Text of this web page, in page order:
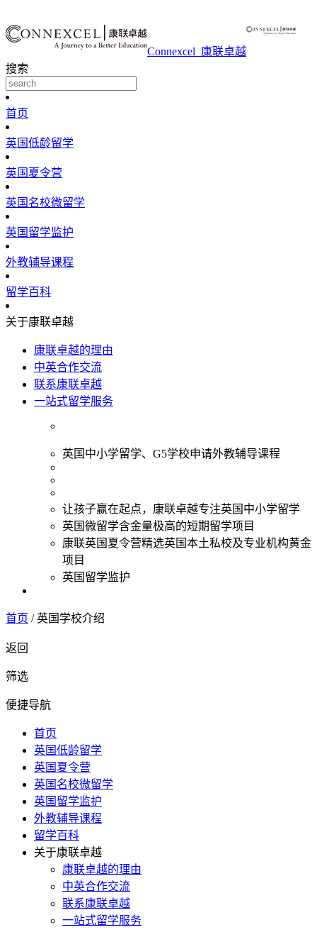
Connexcel_康联卓越
搜索
首页
英国低龄留学
英国夏令营
英国名校微留学
英国留学监护
外教辅导课程
留学百科
关于康联卓越
康联卓越的理由
中英合作交流
联系康联卓越
一站式留学服务
英国中小学留学、G5学校申请外教辅导课程
让孩子赢在起点，康联卓越专注英国中小学留学
英国微留学含金量极高的短期留学项目
康联英国夏令营精选英国本土私校及专业机构黄金
项目
英国留学监护
首页 / 英国学校介绍
返回
筛选
便捷导航
首页
英国低龄留学
英国夏令营
英国名校微留学
英国留学监护
外教辅导课程
留学百科
关于康联卓越
康联卓越的理由
中英合作交流
联系康联卓越
一站式留学服务